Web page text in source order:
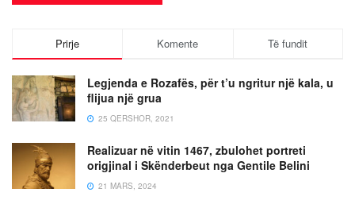
Prirje Komente Të fundit
Legjenda e Rozafës, për t’u ngritur një kala, u
flijua një grua
25 QERSHOR, 2021
Realizuar në vitin 1467, zbulohet portreti
origjinal i Skënderbeut nga Gentile Belini
21 MARS, 2024